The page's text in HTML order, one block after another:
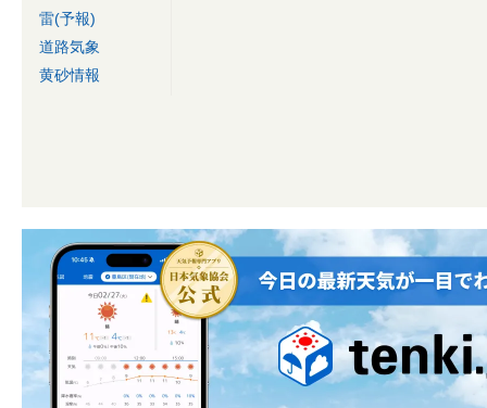
雷(予報)
道路気象
黄砂情報